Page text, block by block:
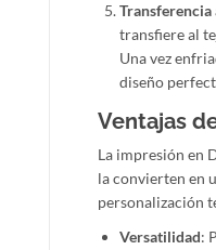
transfiere al
Una vez
diseño
Ventajas
La impresión en
la convierten en
personalización
Versatilidad: